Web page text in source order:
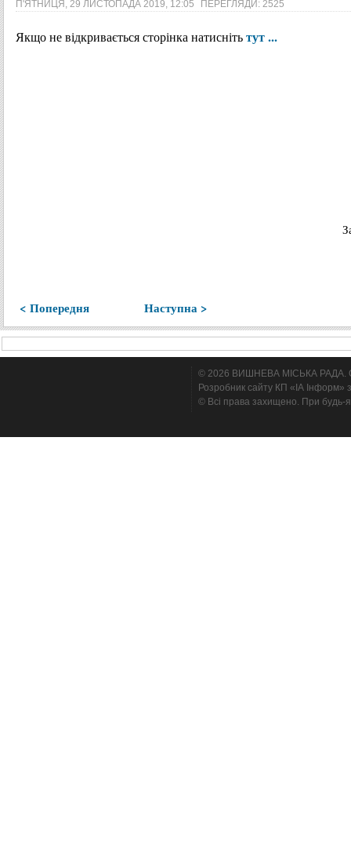
П'ЯТНИЦЯ, 29 ЛИСТОПАДА 2019, 12:05 ПЕРЕГЛЯДИ: 2525
Якщо не відкривається сторінка натиснітьтут ...
< Попередня Наступна >
© 2026 ВИШНЕВА МІСЬКА РАДА.
Розробник сайту КП «ІА Інформ»
© Всі права захищено. При будь-